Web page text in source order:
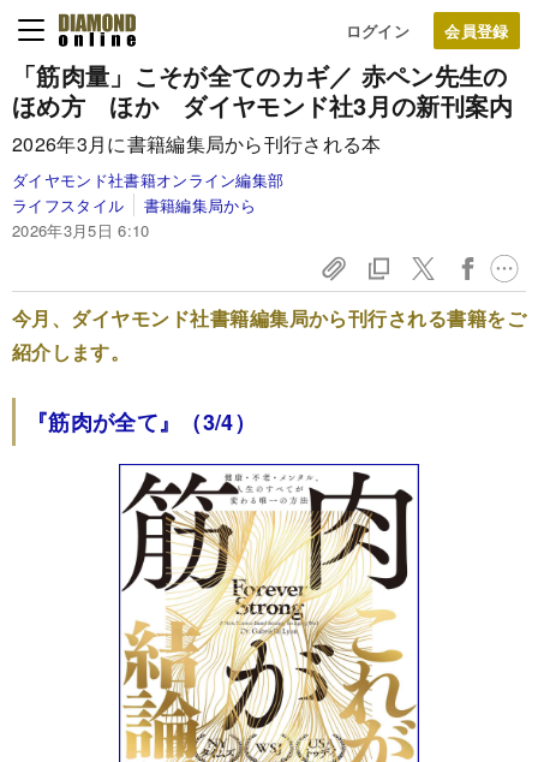
ログイン
「筋肉量」こそが全てのカギ／ 赤ペン先生の
ほめ方 ほか ダイヤモンド社3月の新刊案内
2026年3月に書籍編集局から刊行される本
ダイヤモンド社書籍オンライン編集部
ライフスタイル
書籍編集局から
2026年3月5日 6:10
今月、ダイヤモンド社書籍編集局から刊行される書籍をご
紹介します。
『筋肉が全て』（3/4）